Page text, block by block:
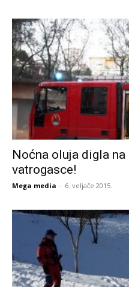
Noćna oluja digla na
vatrogasce!
Mega media - 6. veljače 2015.